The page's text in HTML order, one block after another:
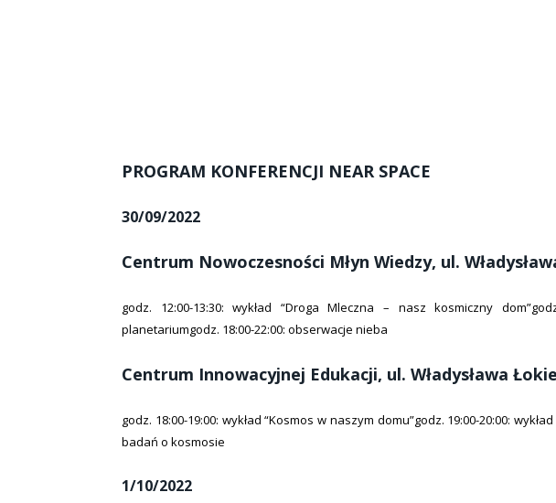
PROGRAM KONFERENCJI NEAR SPACE
30/09/2022
Centrum Nowoczesności Młyn Wiedzy, ul.
godz. 12:00-13:30: wykład “Droga Mleczna – nasz kosmiczny
planetariumgodz. 18:00-22:00: obserwacje nieba
Centrum Innowacyjnej Edukacji, ul. Władysława
godz. 18:00-19:00: wykład “Kosmos w naszym domu”godz. 19:00-20:00:
badań o kosmosie
1/10/2022